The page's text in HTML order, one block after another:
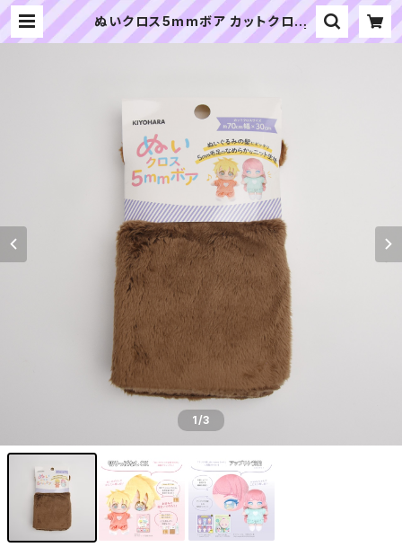
ぬいクロス5mmボア カットクロス
（ココアブラウン）｜清原株式会社 |
1/3